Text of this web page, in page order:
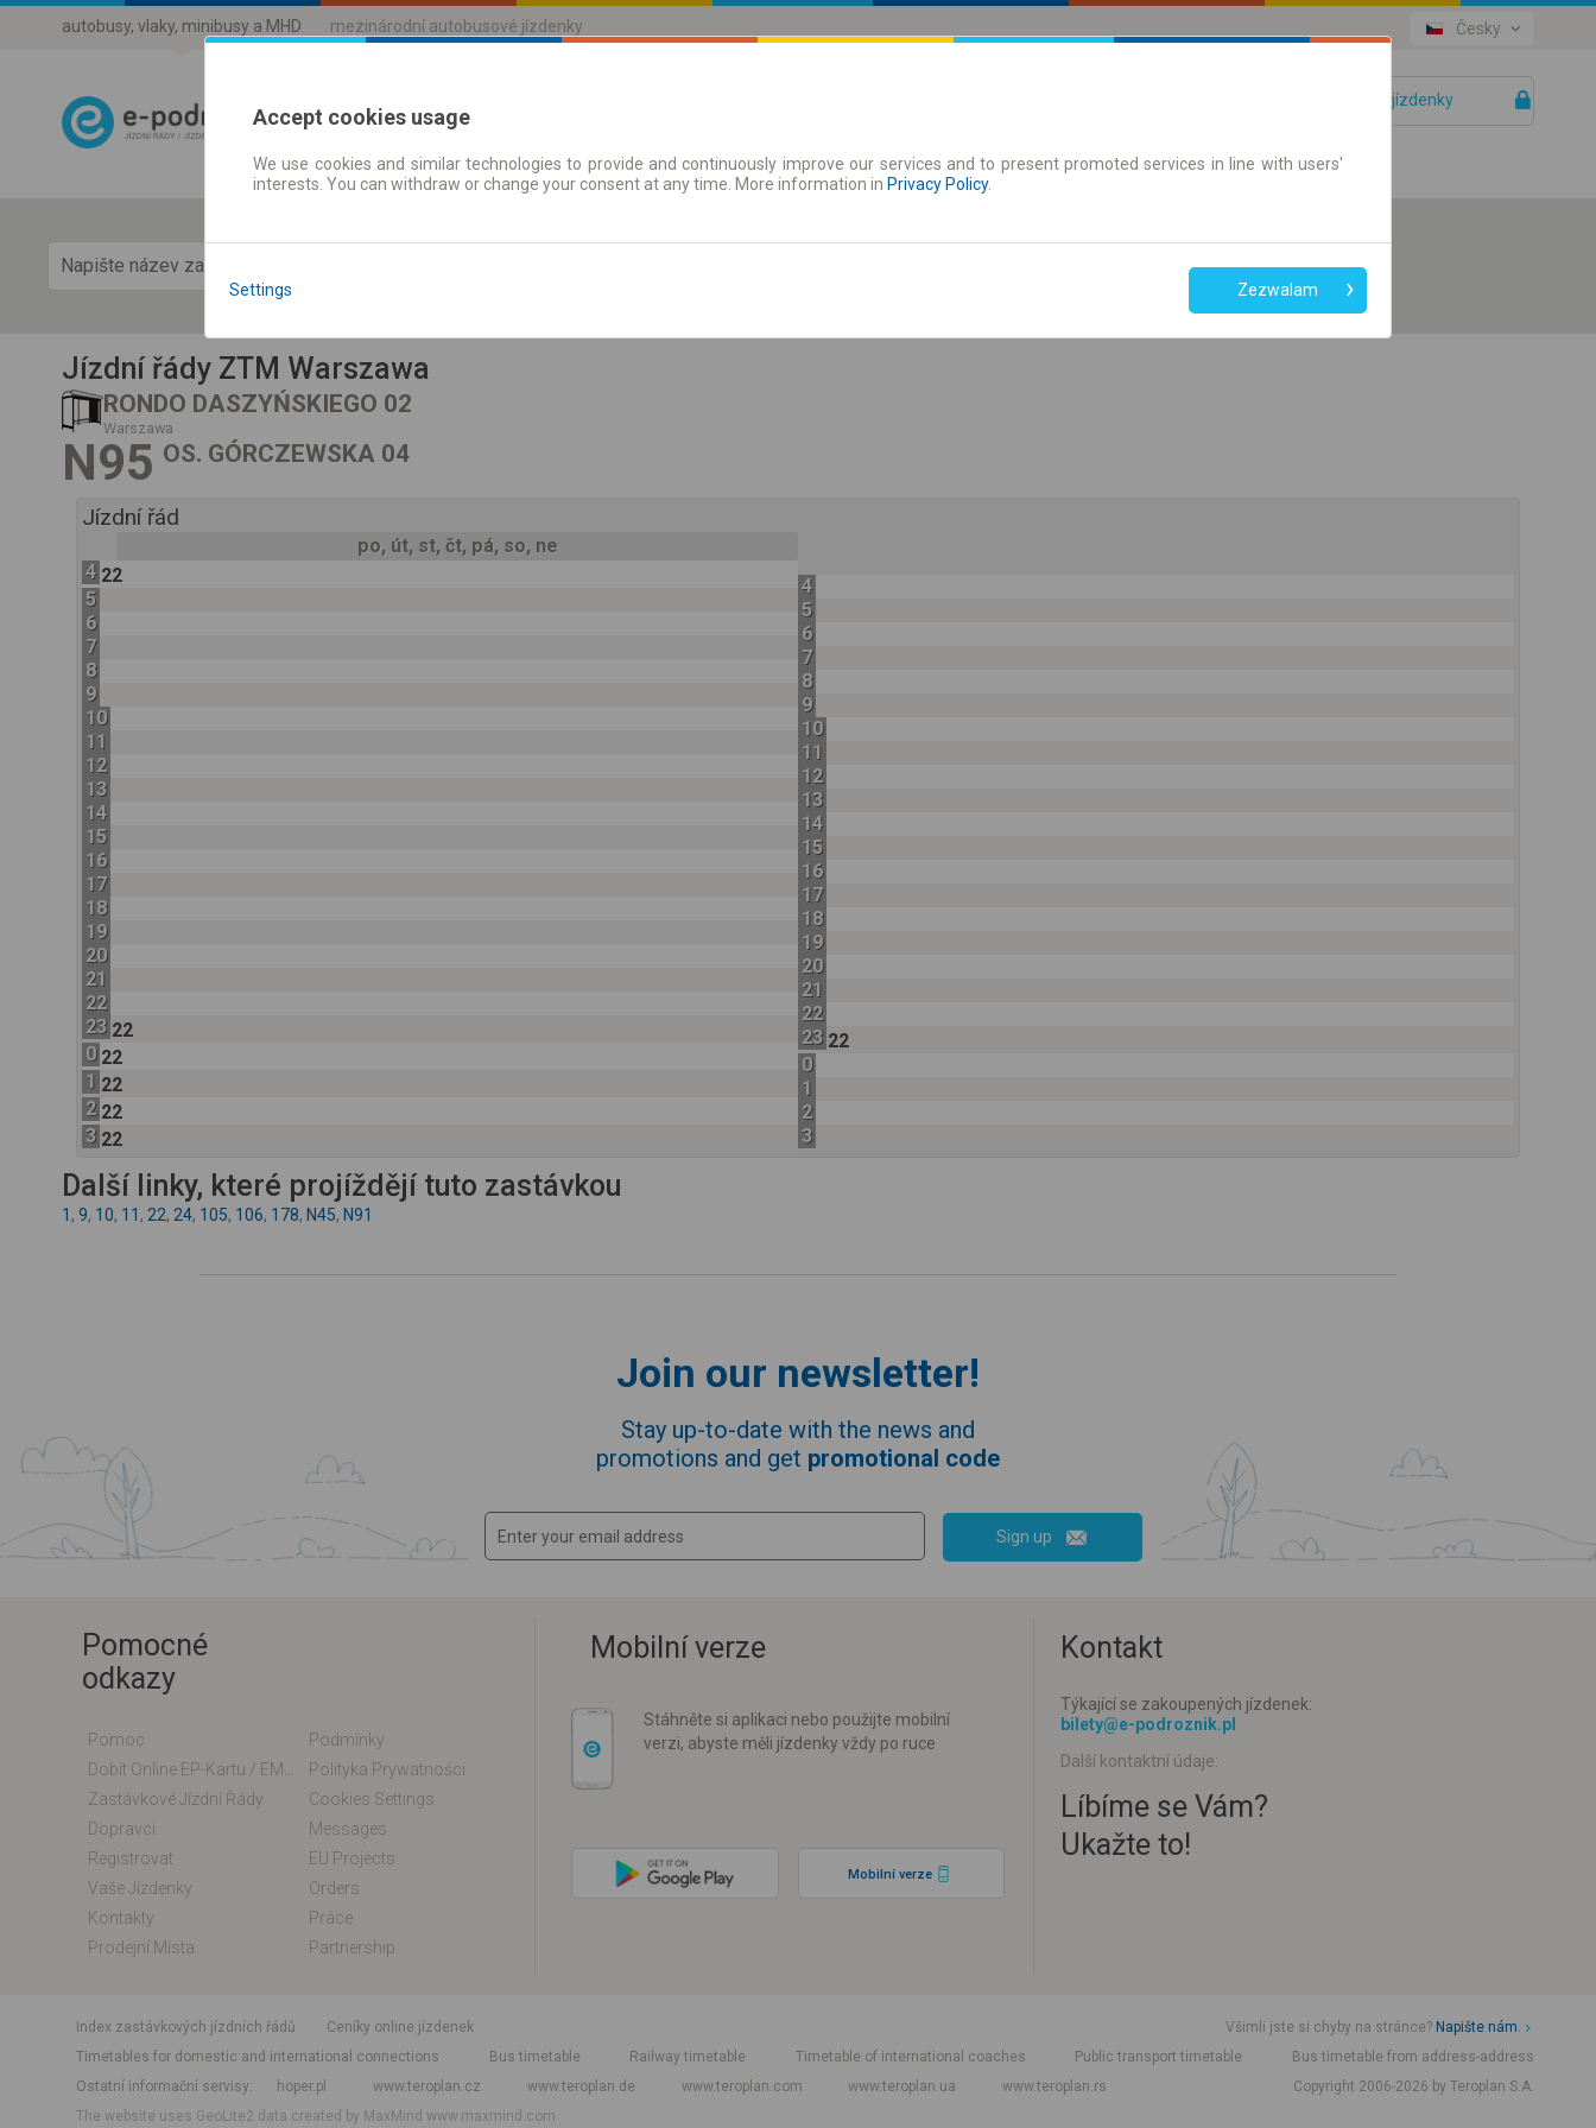
autobusy, vlaky, minibusy a MHD mezinárodní autobusové jízdenky Česky
Vaše jízdenky
Jízdni řády a jízdenky Časové jízdenky
Jízdní řády ZTM Warszawa
RONDO DASZYŃSKIEGO 02
Warszawa
N95 OS. GÓRCZEWSKA 04
Jízdní řád
po, út, st, čt, pá, so, ne
4 22
5
6
7
8
9
10
11
12
13
14
15
16
17
18
19
20
21
22
23 22
0 22
1 22
2 22
3 22
4
5
6
7
8
9
10
11
12
13
14
15
16
17
18
19
20
21
22
23 22
0
1
2
3
Další linky, které projíždějí tuto zastávkou
1 , 9, 10, 11 , 22, 24, 105, 106, 178, N45, N91
Join our newsletter!
Stay up-to-date with the news and
promotions and get promotional code
Sign up
Pomocné
odkazy
Pomoc
Podmínky
Polityka Prywatności
Zastávkové Jízdní Řády
Cookies Settings
Dopravci
Messages
Registrovat
EU Projects
Vaše Jízdenky
Orders
Kontakty
Práce
Prodejní Místa
Partnership
Mobilní verze
Stáhněte si aplikaci nebo použijte mobilní
verzi, abyste měli jízdenky vždy po ruce
Mobilní verze
Kontakt
Týkající se zakoupených jízdenek:
bilety@e-podroznik.pl
Další kontaktní údaje:
Líbíme se Vám?
Ukažte to!
index zastávkových jízdních řádů Ceníky online jízdenek Všimli jste si chyby na stránce? Napište nám.
Timetables for domestic and international connections
Bus timetable Railway timetable Timetable of international coaches Public transport timetable
Bus timetable from address-address
Ostatní informační servisy
hoper.pl www.teroplan.cz www.teroplan.de www.teroplan.com www.teroplan.ua www.teroplan.rs
Copyright 2006-2026 by Teroplan S.A.
The website uses GeoLite2 data created by MaxMindwww.maxmind.com
Accept cookies usage
We use cookies and similar technologies to provide and continuously improve our services and to present promoted services in line with users'
interests. You can withdraw or change your consent at any time. More information in Privacy Policy.
Settings Zezwalam